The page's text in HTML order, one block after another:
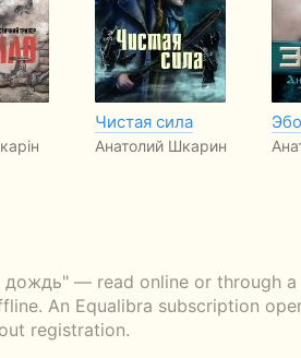
Чистая сила
Анатолий Шкарин
дождь" — read online or through
An Equalibra subscription
registration.